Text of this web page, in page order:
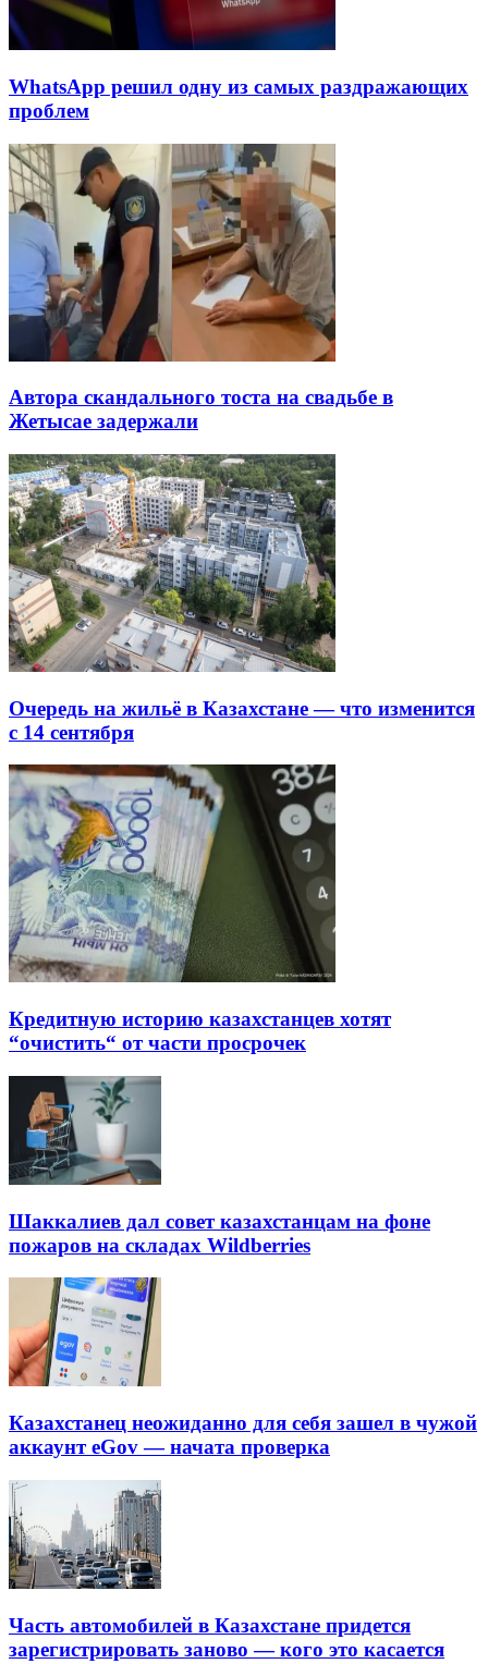
WhatsApp решил одну из самых раздражающих
проблем
Автора скандального тоста на свадьбе в
Жетысае задержали
Очередь на жильё в Казахстане — что изменится
с 14 сентября
Кредитную историю казахстанцев хотят
“очистить“ от части просрочек
Шаккалиев дал совет казахстанцам на фоне
пожаров на складах Wildberries
Казахстанец неожиданно для себя зашел в чужой
аккаунт eGov — начата проверка
Часть автомобилей в Казахстане придется
зарегистрировать заново — кого это касается